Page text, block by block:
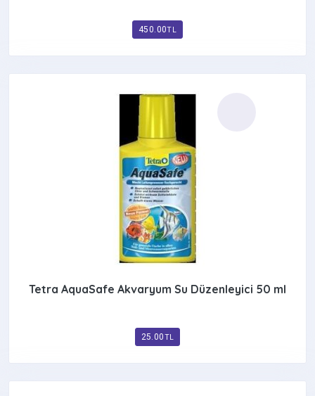
450.00TL
Tetra AquaSafe Akvaryum Su Düzenleyici 50 ml
25.00TL